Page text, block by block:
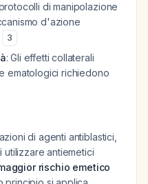
di manipolazione
d'azione
3
: Gli effetti collaterali
ematologici richiedono
di agenti antiblastici,
antiemetici
rischio emetico